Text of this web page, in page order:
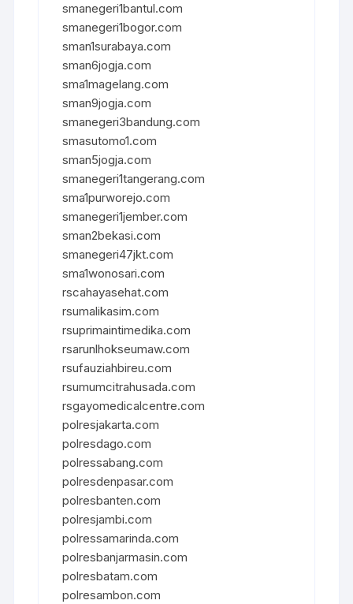
smanegeri1bantul.com
smanegeri1bogor.com
sman1surabaya.com
sman6jogja.com
sma1magelang.com
sman9jogja.com
smanegeri3bandung.com
smasutomo1.com
sman5jogja.com
smanegeri1tangerang.com
sma1purworejo.com
smanegeri1jember.com
sman2bekasi.com
smanegeri47jkt.com
sma1wonosari.com
rscahayasehat.com
rsumalikasim.com
rsuprimaintimedika.com
rsarunlhokseumaw.com
rsufauziahbireu.com
rsumumcitrahusada.com
rsgayomedicalcentre.com
polresjakarta.com
polresdago.com
polressabang.com
polresdenpasar.com
polresbanten.com
polresjambi.com
polressamarinda.com
polresbanjarmasin.com
polresbatam.com
polresambon.com